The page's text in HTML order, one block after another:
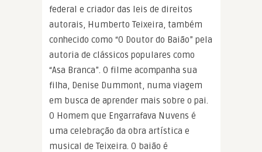
federal e criador das leis de direitos
autorais, Humberto Teixeira, também
conhecido como “O Doutor do Baião” pela
autoria de clássicos populares como
“Asa Branca”. O filme acompanha sua
filha, Denise Dummont, numa viagem
em busca de aprender mais sobre o pai.
O Homem que Engarrafava Nuvens é
uma celebração da obra artística e
musical de Teixeira. O baião é